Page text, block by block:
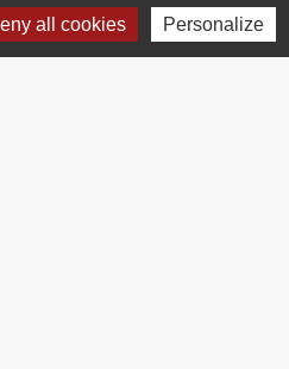
par formulaire
all cookies Personalize